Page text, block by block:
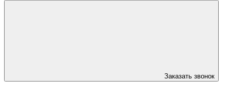
Заказать звонок